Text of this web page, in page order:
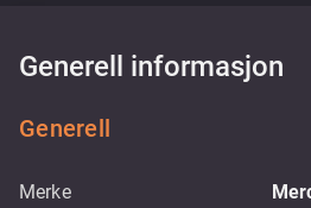
Generell informasjon
Generell
Merke